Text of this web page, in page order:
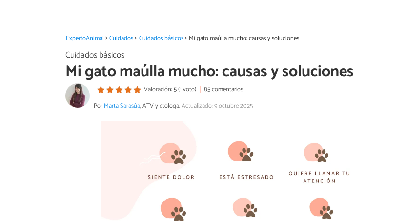
ExpertoAnimal Cuidados Cuidados básicos Mi gato maúlla mucho: causas y soluciones
Cuidados básicos
Mi gato maúlla mucho: causas y soluciones
Valoración: 5 (1 voto)
85 comentarios
PorMarta Sarasúa, ATV y etóloga.Actualizado: 9 octubre 2025